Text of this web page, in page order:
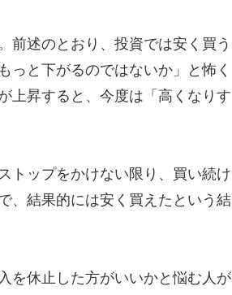
述のとおり、投資では安く買う
っと下がるのではないか」と怖く
上昇すると、今度は「高くなりす
トップをかけない限り、買い続け
、結果的には安く買えたという結
を休止した方がいいかと悩む人が